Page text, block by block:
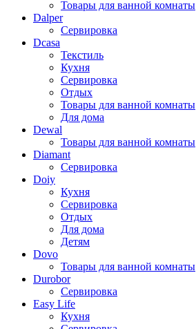
Товары для ванной комнаты
Dalper
Сервировка
Dcasa
Текстиль
Кухня
Сервировка
Отдых
Товары для ванной комнаты
Для дома
Dewal
Товары для ванной комнаты
Diamant
Сервировка
Doiy
Кухня
Сервировка
Отдых
Для дома
Детям
Dovo
Товары для ванной комнаты
Durobor
Сервировка
Easy Life
Кухня